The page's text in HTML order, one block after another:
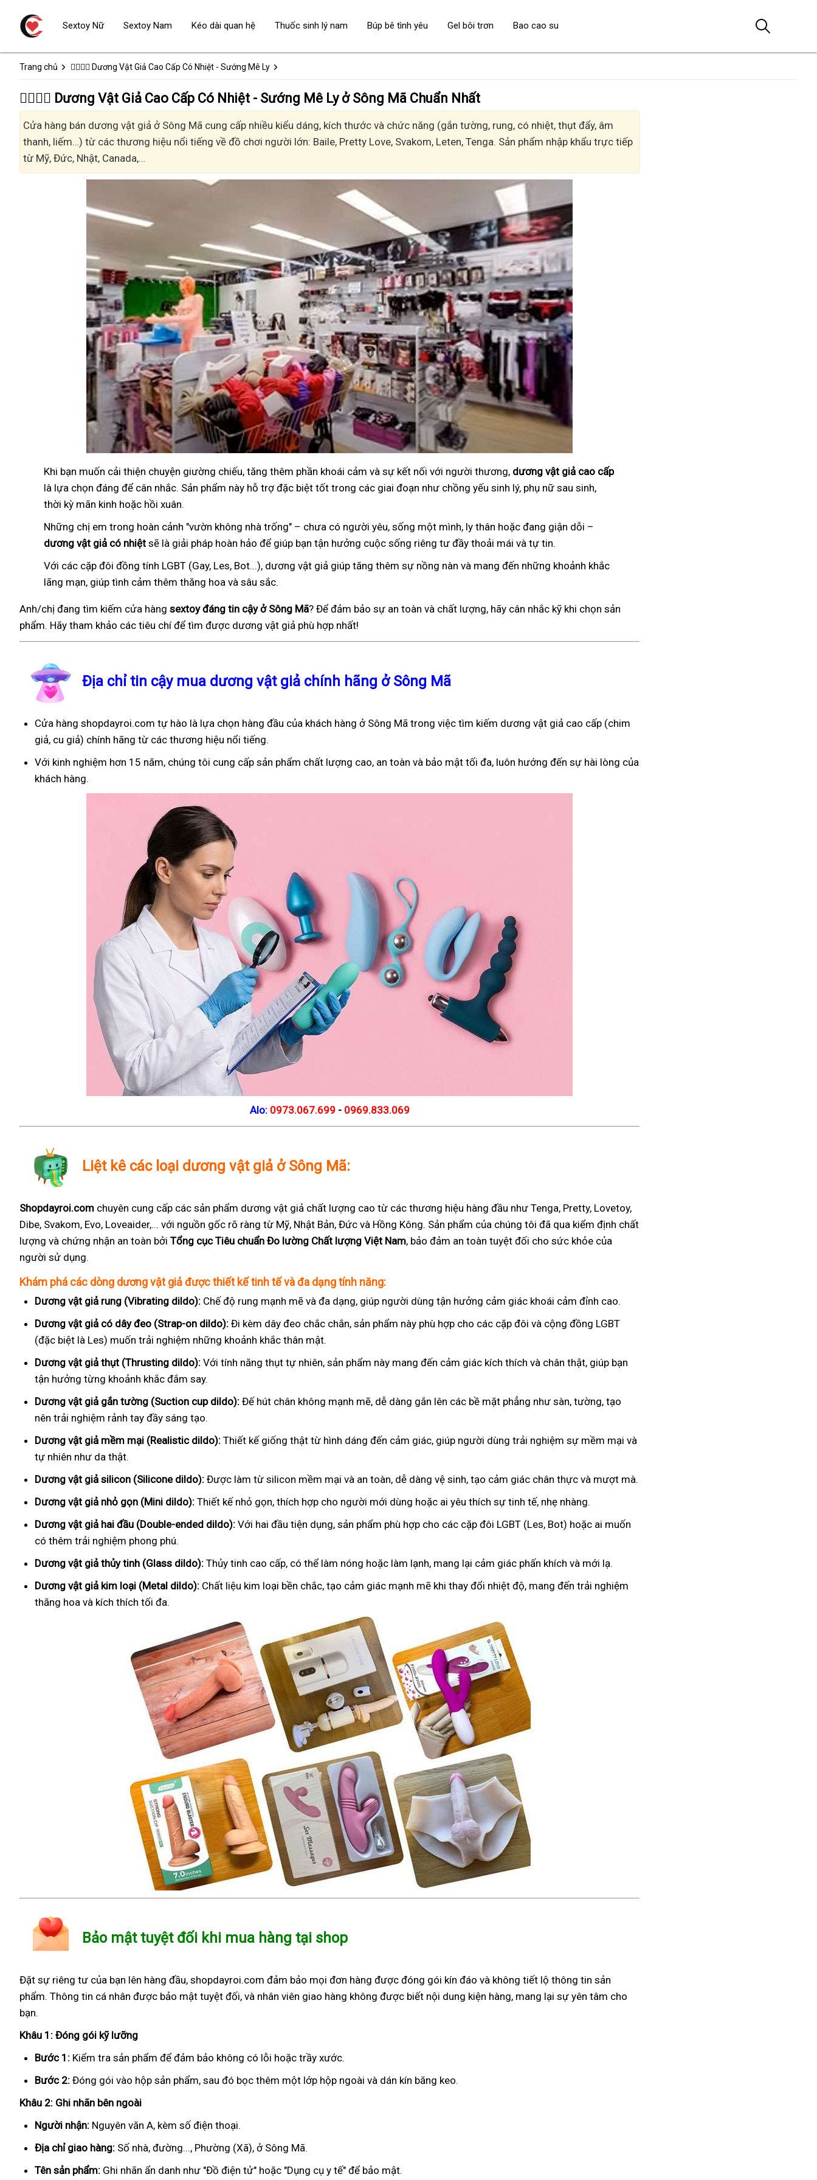
Trang chủ 👩‍❤️‍💋‍👨 Dương Vật Giả Cao Cấp Có Nhiệt - Sướng Mê Ly
👩‍❤️‍💋‍👨 Dương Vật Giả Cao Cấp Có Nhiệt - Sướng Mê Ly ở Sông Mã Chuẩn Nhất
Cửa hàng bán dương vật giả ở Sông Mã cung cấp nhiều kiểu dáng, kích thước và chức năng (gắn tường, rung, có nhiệt, thụt đẩy, âm
thanh, liếm…) từ các thương hiệu nổi tiếng về đồ chơi người lớn: Baile, Pretty Love, Svakom, Leten, Tenga. Sản phẩm nhập khẩu trực tiếp
từ Mỹ, Đức, Nhật, Canada,…
Khi bạn muốn cải thiện chuyện giường chiếu, tăng thêm phần khoái cảm và sự kết nối với người thương, dương vật giả cao cấp
là lựa chọn đáng để cân nhắc. Sản phẩm này hỗ trợ đặc biệt tốt trong các giai đoạn như chồng yếu sinh lý, phụ nữ sau sinh,
thời kỳ mãn kinh hoặc hồi xuân.
Những chị em trong hoàn cảnh "vườn không nhà trống" – chưa có người yêu, sống một mình, ly thân hoặc đang giận dỗi –
dương vật giả có nhiệt sẽ là giải pháp hoàn hảo để giúp bạn tận hưởng cuộc sống riêng tư đầy thoải mái và tự tin.
Với các cặp đôi đồng tính LGBT (Gay, Les, Bot...), dương vật giả giúp tăng thêm sự nồng nàn và mang đến những khoảnh khắc
lãng mạn, giúp tình cảm thêm thăng hoa và sâu sắc.
Anh/chị đang tìm kiếm cửa hàng sextoy đáng tin cậy ở Sông Mã? Để đảm bảo sự an toàn và chất lượng, hãy cân nhắc kỹ khi chọn sản
phẩm. Hãy tham khảo các tiêu chí để tìm được dương vật giả phù hợp nhất!
Địa chỉ tin cậy mua dương vật giả chính hãng ở Sông Mã
Cửa hàng shopdayroi.com tự hào là lựa chọn hàng đầu của khách hàng ở Sông Mã trong việc tìm kiếm dương vật giả cao cấp (chim
giả, cu giả) chính hãng từ các thương hiệu nổi tiếng.
Với kinh nghiệm hơn 15 năm, chúng tôi cung cấp sản phẩm chất lượng cao, an toàn và bảo mật tối đa, luôn hướng đến sự hài lòng của
khách hàng.
Alo: 0973.067.699 - 0969.833.069
Liệt kê các loại dương vật giả ở Sông Mã:
Shopdayroi.com chuyên cung cấp các sản phẩm dương vật giả chất lượng cao từ các thương hiệu hàng đầu như Tenga, Pretty, Lovetoy,
Dibe, Svakom, Evo, Loveaider,... với nguồn gốc rõ ràng từ Mỹ, Nhật Bản, Đức và Hồng Kông. Sản phẩm của chúng tôi đã qua kiểm định chất
lượng và chứng nhận an toàn bởi Tổng cục Tiêu chuẩn Đo lường Chất lượng Việt Nam, bảo đảm an toàn tuyệt đối cho sức khỏe của
người sử dụng.
Khám phá các dòng dương vật giả được thiết kế tinh tế và đa dạng tính năng:
Dương vật giả rung (Vibrating dildo): Chế độ rung mạnh mẽ và đa dạng, giúp người dùng tận hưởng cảm giác khoái cảm đỉnh cao.
Dương vật giả có dây đeo (Strap-on dildo): Đi kèm dây đeo chắc chắn, sản phẩm này phù hợp cho các cặp đôi và cộng đồng LGBT
(đặc biệt là Les) muốn trải nghiệm những khoảnh khắc thân mật.
Dương vật giả thụt (Thrusting dildo): Với tính năng thụt tự nhiên, sản phẩm này mang đến cảm giác kích thích và chân thật, giúp bạn
tận hưởng từng khoảnh khắc đắm say.
Dương vật giả gắn tường (Suction cup dildo): Đế hút chân không mạnh mẽ, dễ dàng gắn lên các bề mặt phẳng như sàn, tường, tạo
nên trải nghiệm rảnh tay đầy sáng tạo.
Dương vật giả mềm mại (Realistic dildo): Thiết kế giống thật từ hình dáng đến cảm giác, giúp người dùng trải nghiệm sự mềm mại và
tự nhiên như da thật.
Dương vật giả silicon (Silicone dildo): Được làm từ silicon mềm mại và an toàn, dễ dàng vệ sinh, tạo cảm giác chân thực và mượt mà.
Dương vật giả nhỏ gọn (Mini dildo): Thiết kế nhỏ gọn, thích hợp cho người mới dùng hoặc ai yêu thích sự tinh tế, nhẹ nhàng.
Dương vật giả hai đầu (Double-ended dildo): Với hai đầu tiện dụng, sản phẩm phù hợp cho các cặp đôi LGBT (Les, Bot) hoặc ai muốn
có thêm trải nghiệm phong phú.
Dương vật giả thủy tinh (Glass dildo): Thủy tinh cao cấp, có thể làm nóng hoặc làm lạnh, mang lại cảm giác phấn khích và mới lạ.
Dương vật giả kim loại (Metal dildo): Chất liệu kim loại bền chắc, tạo cảm giác mạnh mẽ khi thay đổi nhiệt độ, mang đến trải nghiệm
thăng hoa và kích thích tối đa.
Bảo mật tuyệt đối khi mua hàng tại shop
Đặt sự riêng tư của bạn lên hàng đầu, shopdayroi.com đảm bảo mọi đơn hàng được đóng gói kín đáo và không tiết lộ thông tin sản
phẩm. Thông tin cá nhân được bảo mật tuyệt đối, và nhân viên giao hàng không được biết nội dung kiện hàng, mang lại sự yên tâm cho
bạn.
Khâu 1: Đóng gói kỹ lưỡng
Bước 1: Kiểm tra sản phẩm để đảm bảo không có lỗi hoặc trầy xước.
Bước 2: Đóng gói vào hộp sản phẩm, sau đó bọc thêm một lớp hộp ngoài và dán kín băng keo.
Khâu 2: Ghi nhãn bên ngoài
Người nhận: Nguyên văn A, kèm số điện thoại.
Địa chỉ giao hàng: Số nhà, đường..., Phường (Xã), ở Sông Mã.
Tên sản phẩm: Ghi nhãn ẩn danh như "Đồ điện tử" hoặc "Dụng cụ y tế" để bảo mật.
Sextoy Nữ Sextoy Nam Kéo dài quan hệ Thuốc sinh lý nam Búp bê tình yêu Gel bôi trơn Bao cao su